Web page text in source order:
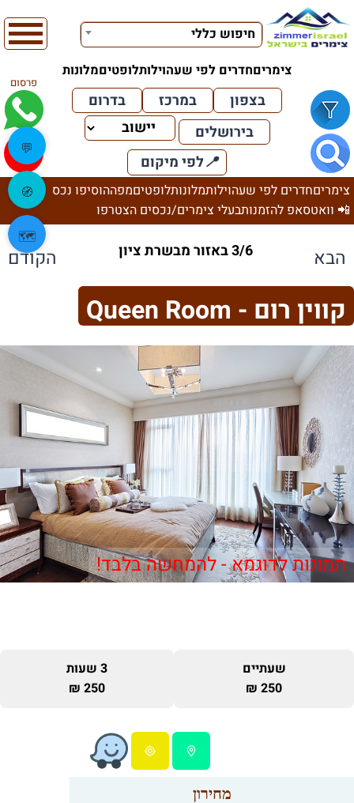
חיפוש כללי
צימריםחדרים לפי שעהוילותלופטיםמלונות
פרסום
בצפון במרכז
בדרום
בירושלים
📍לפי מיקום
צימריםחדרים לפי שעהוילותמלונותלופטיםמפההוסיפו נכס
📲 וואטסאפ להזמנותבעלי צימרים/נכסים הצטרפו
הבא 3/6 באזור מבשרת ציון הקודם
קווין רום - Queen Room
תמונות לדוגמא - להמחשה בלבד!
שעתיים
250 ₪
3 שעות
250 ₪
מחירון
💬
🧭
🗺️